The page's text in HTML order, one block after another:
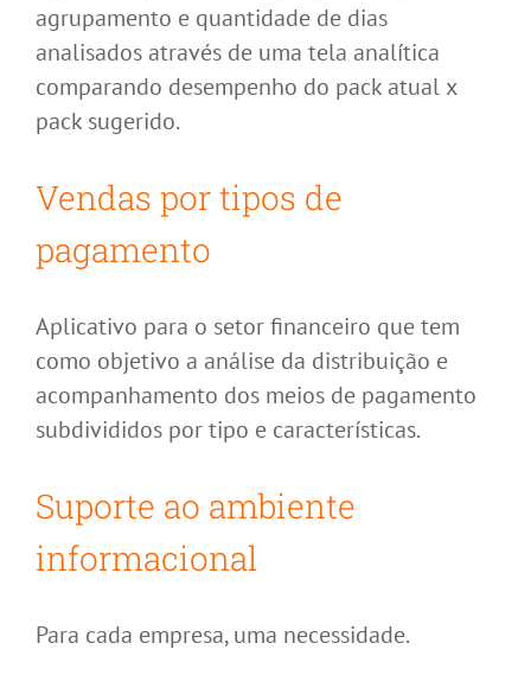
agrupamento e quantidade de dias
analisados através de uma tela analítica
comparando desempenho do pack atual x
pack sugerido.
Vendas por tipos de
pagamento
Aplicativo para o setor financeiro que tem
como objetivo a análise da distribuição e
acompanhamento dos meios de pagamento
subdivididos por tipo e características.
Suporte ao ambiente
informacional
Para cada empresa, uma necessidade.